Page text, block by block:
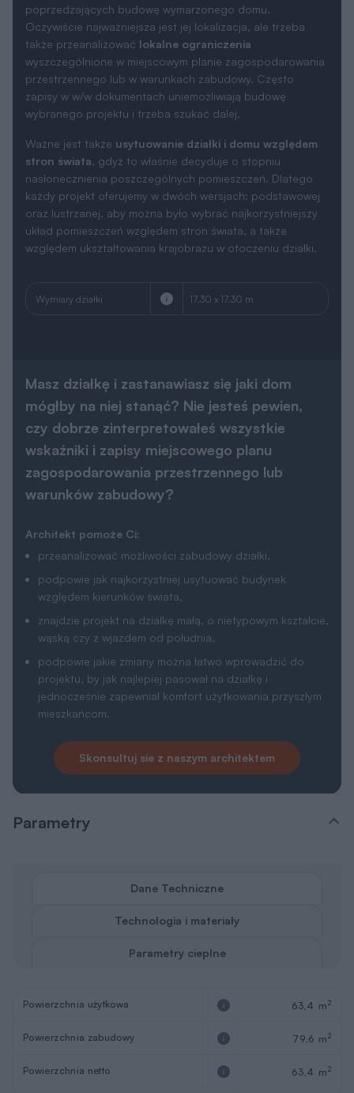
poprzedzających budowę wymarzonego domu.
Oczywiście najważniejsza jest jej lokalizacja, ale trzeba
także przeanalizować lokalne ograniczenia
wyszczególnione w miejscowym planie zagospodarowania
przestrzennego lub w warunkach zabudowy. Często
zapisy w w/w dokumentach uniemożliwiają budowę
wybranego projektu i trzeba szukać dalej.
Ważne jest także usytuowanie działki i domu względem
stron świata, gdyż to właśnie decyduje o stopniu
nasłonecznienia poszczególnych pomieszczeń. Dlatego
każdy projekt oferujemy w dwóch wersjach: podstawowej
oraz lustrzanej, aby można było wybrać najkorzystniejszy
układ pomieszczeń względem stron świata, a także
względem ukształtowania krajobrazu w otoczeniu działki.
Wymiary działki 17.30 x 17.30 m
Masz działkę i zastanawiasz się jaki dom
mógłby na niej stanąć? Nie jesteś pewien,
czy dobrze zinterpretowałeś wszystkie
wskaźniki i zapisy miejscowego planu
zagospodarowania przestrzennego lub
warunków zabudowy?
Architekt pomoże Ci:
przeanalizować możliwości zabudowy działki,
podpowie jak najkorzystniej usytuować budynek
względem kierunków świata,
znajdzie projekt na działkę małą, o nietypowym kształcie,
wąską czy z wjazdem od południa,
podpowie jakie zmiany można łatwo wprowadzić do
projektu, by jak najlepiej pasował na działkę i
jednocześnie zapewniał komfort użytkowania przyszłym
mieszkańcom.
Skonsultuj sie z naszym architektem
Parametry
Dane Techniczne
Technologia i materiały
Parametry cieplne
Powierzchnia użytkowa 63,4 m2
Powierzchnia zabudowy 79,6 m2
Powierzchnia netto 63,4 m2